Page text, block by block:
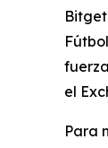
el
Para